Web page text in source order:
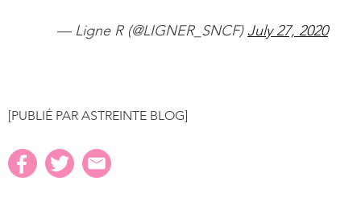
— Ligne R (@LIGNER_SNCF)July 27, 2020
[PUBLIÉ PAR ASTREINTE BLOG]